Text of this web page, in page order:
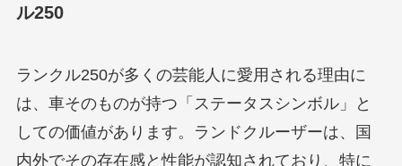
ル250
ランクル250が多くの芸能人に愛用される理由に
は、車そのものが持つ「ステータスシンボル」と
しての価値があります。ランドクルーザーは、国
内外でその存在感と性能が認知されており、特に